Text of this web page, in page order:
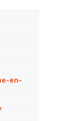
en-